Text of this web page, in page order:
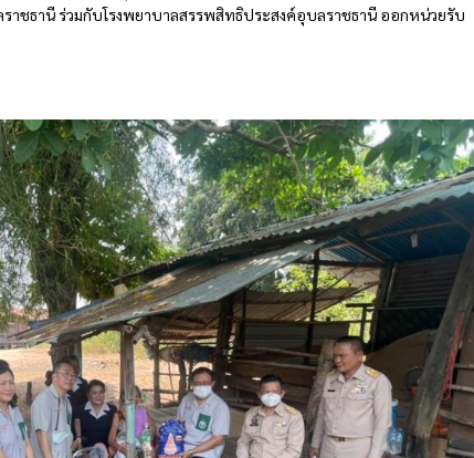
าชธานี ร่วมกับโรงพยาบาลสรรพสิทธิประสงค์อุบลราชธานี ออกหน่วยรับ